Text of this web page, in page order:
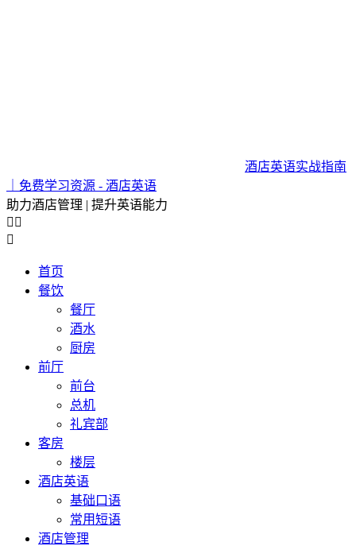
酒店英语实战指南
｜免费学习资源 - 酒店英语
助力酒店管理 | 提升英语能力
 

首页
餐饮
餐厅
酒水
厨房
前厅
前台
总机
礼宾部
客房
楼层
酒店英语
基础口语
常用短语
酒店管理